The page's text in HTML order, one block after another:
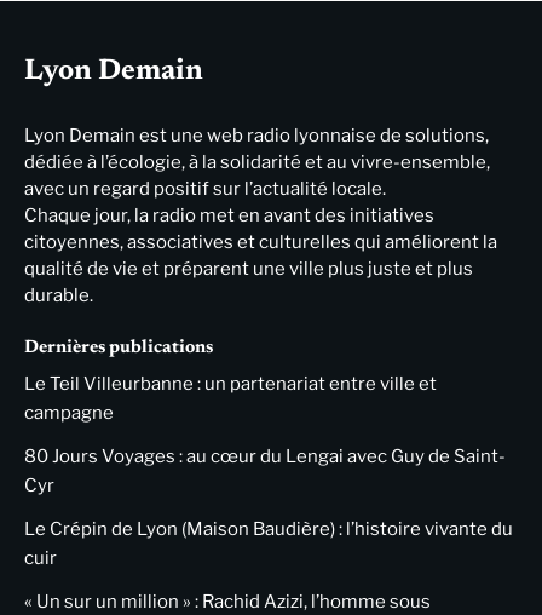
Lyon Demain
Lyon Demain est une web radio lyonnaise de solutions,
dédiée à l’écologie, à la solidarité et au vivre-ensemble,
avec un regard positif sur l’actualité locale.
Chaque jour, la radio met en avant des initiatives
citoyennes, associatives et culturelles qui améliorent la
qualité de vie et préparent une ville plus juste et plus
durable.
Dernières publications
Le Teil Villeurbanne : un partenariat entre ville et
campagne
80 Jours Voyages : au cœur du Lengai avec Guy de Saint-
Cyr
Le Crépin de Lyon (Maison Baudière) : l’histoire vivante du
cuir
« Un sur un million » : Rachid Azizi, l’homme sous